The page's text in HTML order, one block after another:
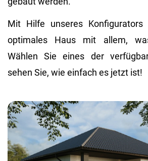
Mit Hilfe unseres Konfigurators
optimales Haus mit allem,
Wählen Sie eines der
sehen Sie, wie einfach es jetzt ist!